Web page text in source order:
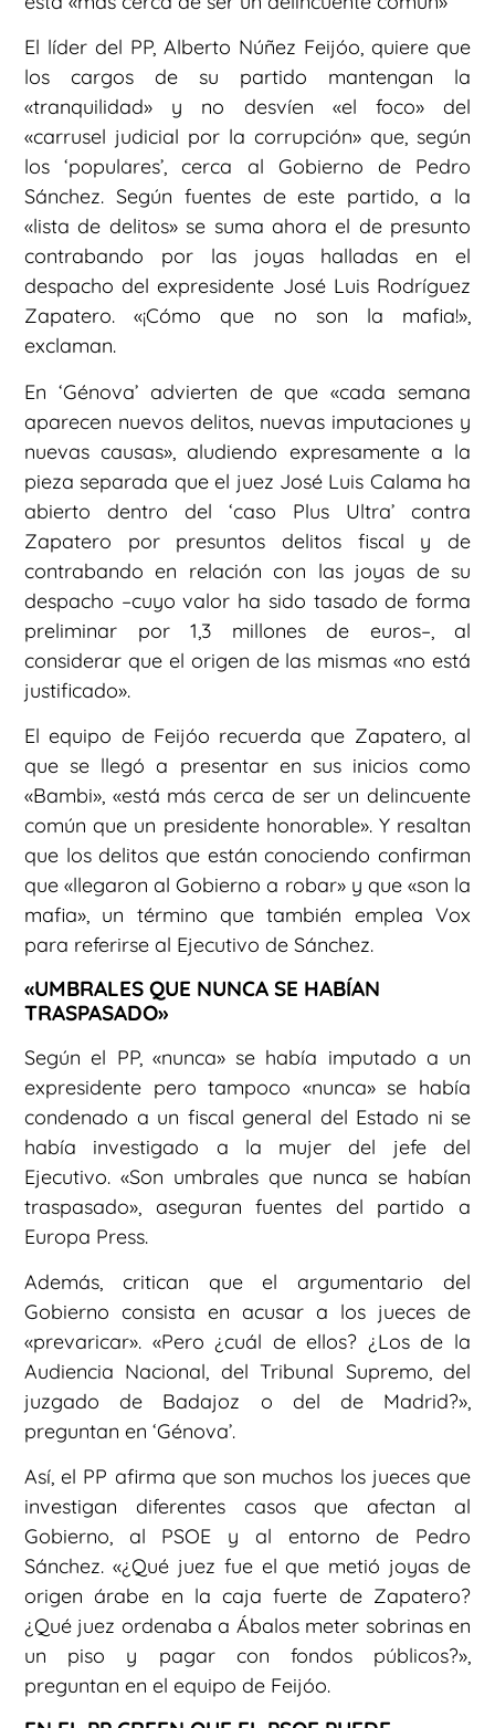
El líder del PP, Alberto Núñez Feijóo, quiere que
los cargos de su partido mantengan la
«tranquilidad» y no desvíen «el foco» del
«carrusel judicial por la corrupción» que, según
los ‘populares’, cerca al Gobierno de Pedro
Sánchez. Según fuentes de este partido, a la
«lista de delitos» se suma ahora el de presunto
contrabando por las joyas halladas en el
despacho del expresidente José Luis Rodríguez
Zapatero. «¡Cómo que no son la mafia!»,
exclaman.
En ‘Génova’ advierten de que «cada semana
aparecen nuevos delitos, nuevas imputaciones y
nuevas causas», aludiendo expresamente a la
pieza separada que el juez José Luis Calama ha
abierto dentro del ‘caso Plus Ultra’ contra
Zapatero por presuntos delitos fiscal y de
contrabando en relación con las joyas de su
despacho –cuyo valor ha sido tasado de forma
preliminar por 1,3 millones de euros–, al
considerar que el origen de las mismas «no está
justificado».
El equipo de Feijóo recuerda que Zapatero, al
que se llegó a presentar en sus inicios como
«Bambi», «está más cerca de ser un delincuente
común que un presidente honorable». Y resaltan
que los delitos que están conociendo confirman
que «llegaron al Gobierno a robar» y que «son la
mafia», un término que también emplea Vox
para referirse al Ejecutivo de Sánchez.
«UMBRALES QUE NUNCA SE HABÍAN
TRASPASADO»
Según el PP, «nunca» se había imputado a un
expresidente pero tampoco «nunca» se había
condenado a un fiscal general del Estado ni se
había investigado a la mujer del jefe del
Ejecutivo. «Son umbrales que nunca se habían
traspasado», aseguran fuentes del partido a
Europa Press.
Además, critican que el argumentario del
Gobierno consista en acusar a los jueces de
«prevaricar». «Pero ¿cuál de ellos? ¿Los de la
Audiencia Nacional, del Tribunal Supremo, del
juzgado de Badajoz o del de Madrid?»,
preguntan en ‘Génova’.
Así, el PP afirma que son muchos los jueces que
investigan diferentes casos que afectan al
Gobierno, al PSOE y al entorno de Pedro
Sánchez. «¿Qué juez fue el que metió joyas de
origen árabe en la caja fuerte de Zapatero?
¿Qué juez ordenaba a Ábalos meter sobrinas en
un piso y pagar con fondos públicos?»,
preguntan en el equipo de Feijóo.